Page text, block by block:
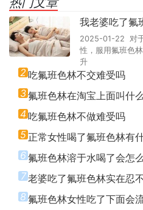
我老婆吃了氟
2025-01-22 对
性，服用氟班色
升
2 吃氟班色林不交难受吗
3氟班色林在淘宝上面叫什么
4 吃氟班色林不做难受吗
5 正常女性喝了氟班色林有
6氟班色林溶于水喝了会怎
7老婆吃了氟班色林实在忍
8 氟班色林女性吃了下面会